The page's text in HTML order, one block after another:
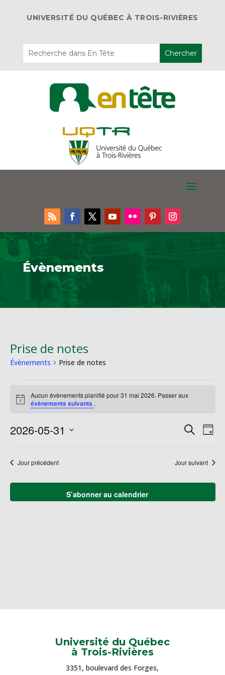
UNIVERSITÉ DU QUÉBEC À TROIS-RIVIÈRES
Évènements
Prise de notes
Évènements Prise de notes
for
mai
2026
Notice
Aucun évènements planifié pour 31 mai 2026. Passer aux
évènements suivants .
de
vues
Recherche
de
Jour
2026-05-31
date.Jour précédent Jour suivant
S’abonner au calendrier
Université du Québec
à Trois-Rivières
3351, boulevard des Forges,